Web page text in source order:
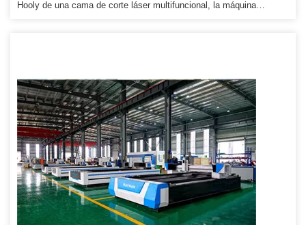
Hooly de una cama de corte láser multifuncional, la máquina